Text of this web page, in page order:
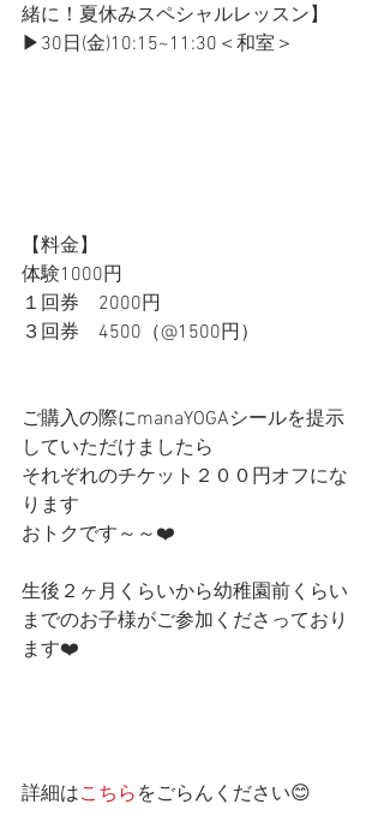
緒に！夏休みスペシャルレッスン】
▶30日(金)10:15~11:30＜和室＞
【料金】
体験1000円
１回券　2000円
３回券　4500（@1500円）
ご購入の際にmanaYOGAシールを提示
していただけましたら
それぞれのチケット２００円オフにな
ります
おトクです～～❤️
生後２ヶ月くらいから幼稚園前くらい
までのお子様がご参加くださっており
ます❤️
詳細はこちら をごらんください😊